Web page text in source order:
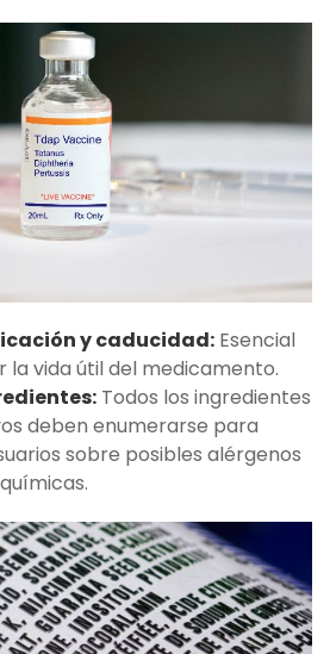
y caducidad: Esencial
vida útil del medicamento.
Todos los ingredientes
deben enumerarse para
sobre posibles alérgenos